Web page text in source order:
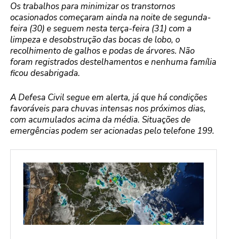
Os trabalhos para minimizar os transtornos
ocasionados começaram ainda na noite de segunda-
feira (30) e seguem nesta terça-feira (31) com a
limpeza e desobstrução das bocas de lobo, o
recolhimento de galhos e podas de árvores. Não
foram registrados destelhamentos e nenhuma família
ficou desabrigada.
A Defesa Civil segue em alerta, já que há condições
favoráveis para chuvas intensas nos próximos dias,
com acumulados acima da média. Situações de
emergências podem ser acionadas pelo telefone 199.